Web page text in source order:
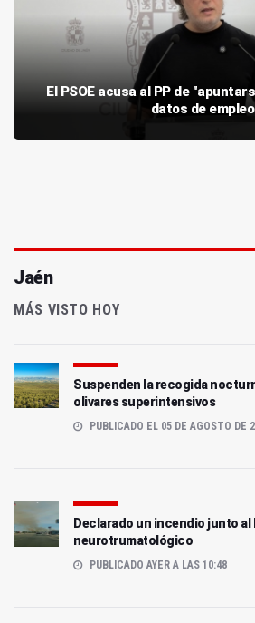
El PSOE acusa al PP de
datos de empleo
Jaén
MÁS VISTO HOY
Suspenden la recogida
olivares superintensivos
PUBLICADO EL 05 DE AGOSTO DE
Declarado un incendio junto
neurotrumatológico
PUBLICADO AYER A LAS 10:48